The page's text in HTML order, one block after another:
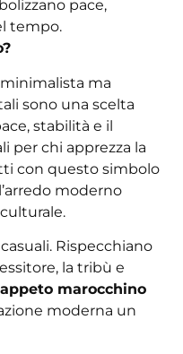
pace,
tempo.
ma
sono una scelta
stabilità e il
per chi apprezza la
con questo simbolo
moderno
Rispecchiano
la tribù e
marocchino
moderna un